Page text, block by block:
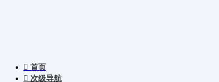
首页
次级导航